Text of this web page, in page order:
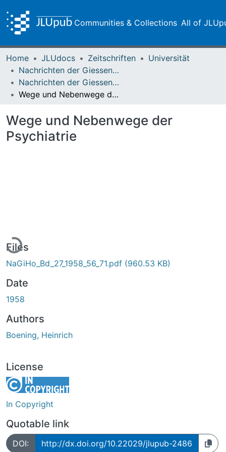
Communities & Collections All of
Home JLUdocs Zeitschriften
Universität
Nachrichten der Giessener Hochschulgesellschaft
Nachrichten der Giessener Hochschulgesellschaft Vol. 27 (1958)
Wege und Nebenwege der Psychiatrie
Wege und Nebenwege der
Psychiatrie
Files
NaGiHo_Bd_27_1958_56_71.pdf (960.53 KB)
Date
1958
Authors
Boening, Heinrich
License
In Copyright
Quotable link
DOI: http://dx.doi.org/10.22029/jlupub-2486